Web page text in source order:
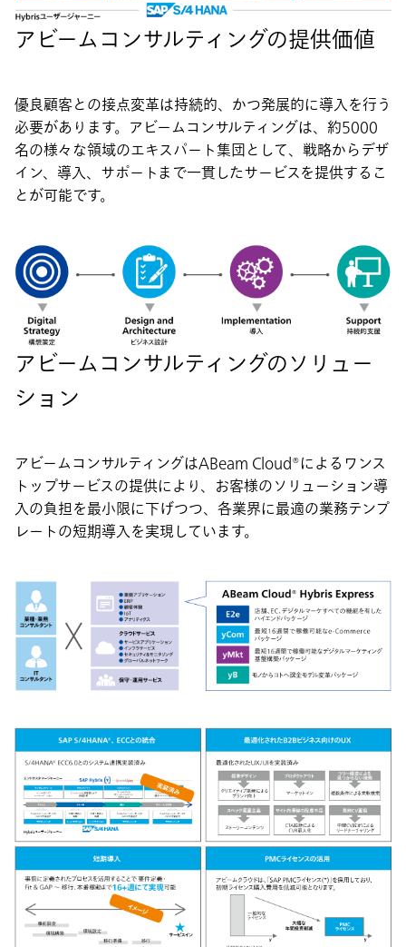
アビームコンサルティングの提供価値
優良顧客との接点変革は持続的、かつ発展的に導入を行う
必要があります。アビームコンサルティングは、約5000
名の様々な領域のエキスパート集団として、戦略からデザ
イン、導入、サポートまで一貫したサービスを提供するこ
とが可能です。
アビームコンサルティングのソリュー
ション
アビームコンサルティングはABeam Cloud®によるワンス
トップサービスの提供により、お客様のソリューション導
入の負担を最小限に下げつつ、各業界に最適の業務テンプ
レートの短期導入を実現しています。